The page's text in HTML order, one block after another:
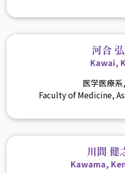
河合
Kawai,
医学医療
Faculty of Medicine,
川間 健
Kawama,